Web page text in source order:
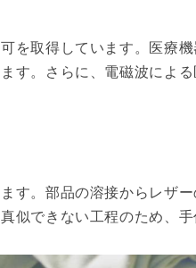
を取得しています。医療
す。さらに、電磁波によ
す。部品の溶接からレザ
できない工程のため、手